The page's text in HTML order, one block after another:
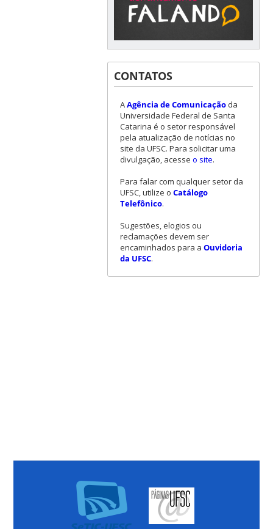
CONTATOS
AAgência de Comunicaçãoda
Universidade Federal de Santa
Catarina é o setor responsável
pela atualização de notícias no
site da UFSC. Para solicitar uma
divulgação, acesse o site.
Para falar com qualquer setor da
UFSC, utilize o Catálogo
Telefônico.
Sugestões, elogios ou
reclamações devem ser
encaminhados para a Ouvidoria
da UFSC.